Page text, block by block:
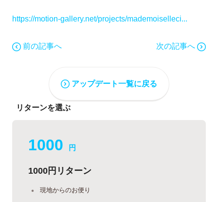
https://motion-gallery.net/projects/mademoiselleci...
前の記事へ 次の記事へ
アップデート一覧に戻る
リターンを選ぶ
1000 円
1000円リターン
現地からのお便り